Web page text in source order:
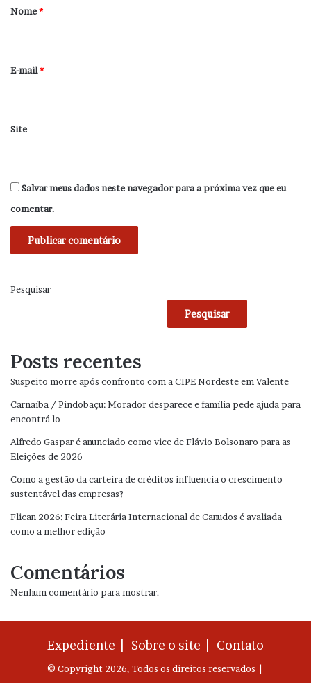
r
*
Nome*
E-mail*
Site
Salvar meus dados neste navegador para a próxima vez que eu
comentar.
Pesquisar
Pesquisar
Posts recentes
Suspeito morre após confronto com a CIPE Nordeste em Valente
Carnaíba / Pindobaçu: Morador desparece e família pede ajuda para
encontrá-lo
Alfredo Gaspar é anunciado como vice de Flávio Bolsonaro para as
Eleições de 2026
Como a gestão da carteira de créditos influencia o crescimento
sustentável das empresas?
Flican 2026: Feira Literária Internacional de Canudos é avaliada
como a melhor edição
Comentários
Nenhum comentário para mostrar.
Expediente | Sobre o site | Contato
© Copyright 2026, Todos os direitos reservados |